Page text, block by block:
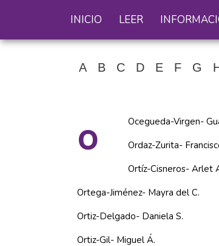
INICIO LEER
A B C D E F G
o
Ocegueda-Virgen-
Ordaz-Zurita-
Ortíz-Cisneros- Arlet
Ortega-Jiménez- Mayra del C.
Ortiz-Delgado- Daniela S.
Ortiz-Gil- Miguel Á.